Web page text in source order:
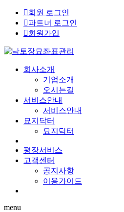
회원 로그인
파트너 로그인
회원가입
회사소개
기업소개
오시는길
서비스안내
서비스안내
묘지닥터
묘지닥터
평장서비스
고객센터
공지사항
이용가이드
menu